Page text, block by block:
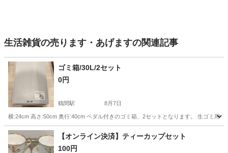
生活雑貨の売ります・あげますの関連記事
ゴミ箱/30L/2セット
0円
鶴間駅 8月7日
横:24cm 高さ:50cm 奥行:40cm ペダル付きのゴミ箱、2セットとなります。 生ゴミ用
神奈川 大和市 鶴間駅 家庭用品
【オンライン決済】ティーカップセット
100円